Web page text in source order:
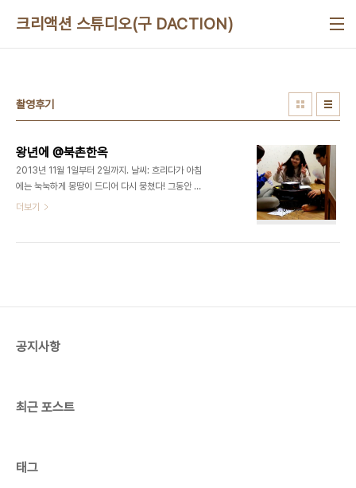
크리액션 스튜디오(구 DACTION)
촬영후기
왕년에 @북촌한옥
2013년 11월 1일부터 2일까지. 날씨: 흐리다가 아침
에는 눅눅하게 몽땅이 드디어 다시 뭉쳤다! 그동안 여
러 가지 기획들 끝에, 우리의 이야기를 찍어보기로 하
밤을 지새우고 있었다. 라는 제목의 이번 촬영은 어렸
더보기
공지사항
최근 포스트
태그